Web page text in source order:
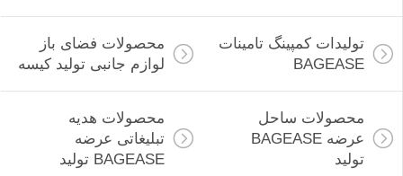
محصولات هدیه
تبلیغاتی عرضه
BAGEASE تولید
تولیدات کمپینگ تامینات
BAGEASE
محصولات فضای باز
لوازم جانبی تولید کیسه
محصولات ساحل
عرضه BAGEASE
تولید
محصولات هدیه
تبلیغاتی عرضه
BAGEASE تولید